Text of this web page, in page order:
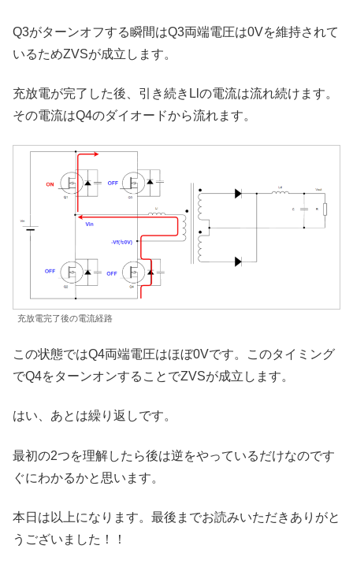
Q3がターンオフする瞬間はQ3両端電圧は0Vを維持されて
いるためZVSが成立します。
充放電が完了した後、引き続きLlの電流は流れ続けます。
その電流はQ4のダイオードから流れます。
充放電完了後の電流経路
この状態ではQ4両端電圧はほぼ0Vです。このタイミング
でQ4をターンオンすることでZVSが成立します。
はい、あとは繰り返しです。
最初の2つを理解したら後は逆をやっているだけなのです
ぐにわかるかと思います。
本日は以上になります。最後までお読みいただきありがと
うございました！！